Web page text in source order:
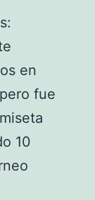
en
fue
10